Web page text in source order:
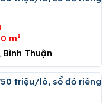
m²
Thuận